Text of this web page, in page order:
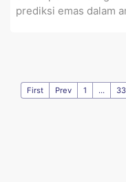
prediksi emas dalam
First Prev 1 ...